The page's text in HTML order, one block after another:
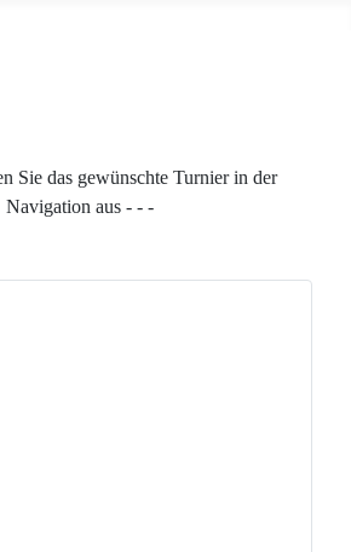
Sie das gewünschte Turnier in der
Navigation aus - - -